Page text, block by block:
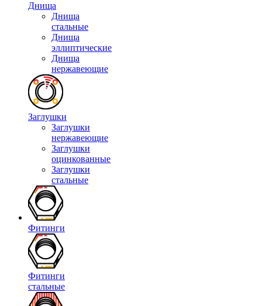
Днища
Днища
стальные
Днища
эллиптические
Днища
нержавеющие
Заглушки
Заглушки
нержавеющие
Заглушки
оцинкованные
Заглушки
стальные
Фитинги
Фитинги
стальные